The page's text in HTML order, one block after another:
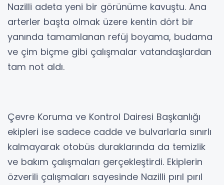
Nazilli adeta yeni bir görünüme kavuştu. Ana
arterler başta olmak üzere kentin dört bir
yanında tamamlanan refüj boyama, budama
ve çim biçme gibi çalışmalar vatandaşlardan
tam not aldı.
Çevre Koruma ve Kontrol Dairesi Başkanlığı
ekipleri ise sadece cadde ve bulvarlarla sınırlı
kalmayarak otobüs duraklarında da temizlik
ve bakım çalışmaları gerçekleştirdi. Ekiplerin
özverili çalışmaları sayesinde Nazilli pırıl pırıl